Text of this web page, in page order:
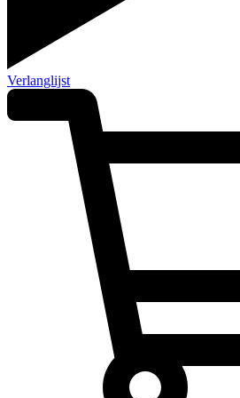
Verlanglijst